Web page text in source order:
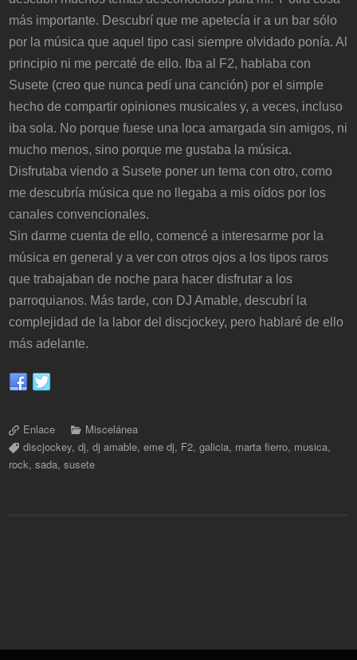
más importante. Descubrí que me apetecía ir a un bar sólo
por la música que aquel tipo casi siempre olvidado ponía. Al
principio ni me percaté de ello. Iba al F2, hablaba con
Susete (creo que nunca pedí una canción) por el simple
hecho de compartir opiniones musicales y, a veces, incluso
iba sola. No porque fuese una loca amargada sin amigos, ni
mucho menos, sino porque me gustaba la música.
Disfrutaba viendo a Susete poner un tema con otro, como
me descubría música que no llegaba a mis oídos por los
canales convencionales.
Sin darme cuenta de ello, comencé a interesarme por la
música en general y a ver con otros ojos a los tipos raros
que trabajaban de noche para hacer disfrutar a los
parroquianos. Más tarde, con DJ Amable, descubrí la
complejidad de la labor del discjockey, pero hablaré de ello
más adelante.
Enlace
Miscelánea
discjockey,dj,dj amable,eme dj, F2,galicia, marta fierro, musica,
rock,sada,susete